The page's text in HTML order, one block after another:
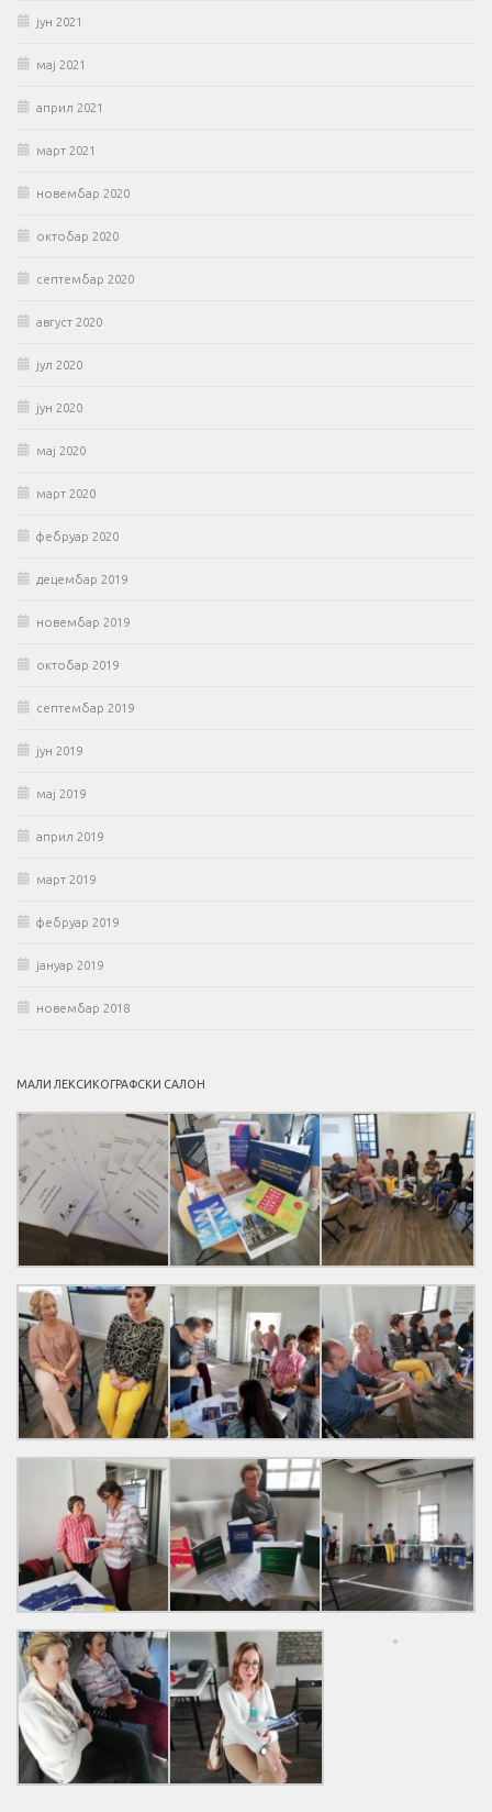
јун 2021
мај 2021
април 2021
март 2021
новембар 2020
октобар 2020
септембар 2020
август 2020
јул 2020
јун 2020
мај 2020
март 2020
фебруар 2020
децембар 2019
новембар 2019
октобар 2019
септембар 2019
јун 2019
мај 2019
април 2019
март 2019
фебруар 2019
јануар 2019
новембар 2018
МАЛИ ЛЕКСИКОГРАФСКИ САЛОН